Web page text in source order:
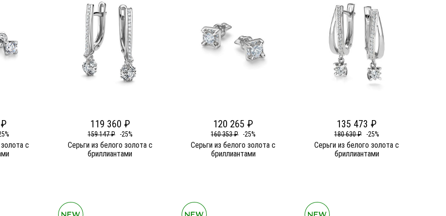
c
119 360 ₽
159 147 ₽ -25%
Серьги из белого золота c
бриллиантами
120 265 ₽
160 353 ₽ -25%
Серьги из белого золота c
бриллиантами
135 473 ₽
180 630 ₽ -25%
Серьги из белого золота c
бриллиантами